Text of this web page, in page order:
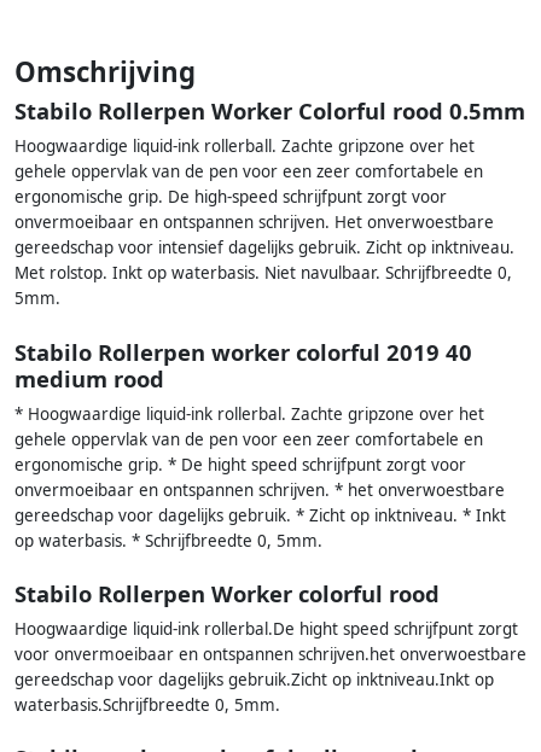
Omschrijving
Stabilo Rollerpen Worker Colorful rood 0.5mm
Hoogwaardige liquid-ink rollerball. Zachte gripzone over het
gehele oppervlak van de pen voor een zeer comfortabele en
ergonomische grip. De high-speed schrijfpunt zorgt voor
onvermoeibaar en ontspannen schrijven. Het onverwoestbare
gereedschap voor intensief dagelijks gebruik. Zicht op inktniveau.
Met rolstop. Inkt op waterbasis. Niet navulbaar. Schrijfbreedte 0,
5mm.
Stabilo Rollerpen worker colorful 2019 40
medium rood
* Hoogwaardige liquid-ink rollerbal. Zachte gripzone over het
gehele oppervlak van de pen voor een zeer comfortabele en
ergonomische grip. * De hight speed schrijfpunt zorgt voor
onvermoeibaar en ontspannen schrijven. * het onverwoestbare
gereedschap voor dagelijks gebruik. * Zicht op inktniveau. * Inkt
op waterbasis. * Schrijfbreedte 0, 5mm.
Stabilo Rollerpen Worker colorful rood
Hoogwaardige liquid-ink rollerbal.De hight speed schrijfpunt zorgt
voor onvermoeibaar en ontspannen schrijven.het onverwoestbare
gereedschap voor dagelijks gebruik.Zicht op inktniveau.Inkt op
waterbasis.Schrijfbreedte 0, 5mm.